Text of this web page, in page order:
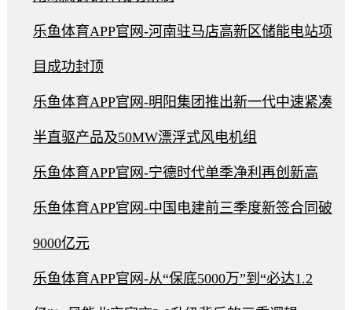
乐鱼体育APP官网-河南驻马店高新区储能电站项
目成功封顶
乐鱼体育APP官网-明阳集团推出新一代中速紧凑
半直驱产品及50MW漂浮式风电机组
乐鱼体育APP官网-宁德时代单季净利再创新高
乐鱼体育APP官网-中国电建前三季度新签合同破
9000亿元
乐鱼体育APP官网-从“保底5000万”到“必达1.2